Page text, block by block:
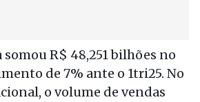
R$ 48,251 bilhões no
de 7% ante o 1tri25. No
o volume de vendas